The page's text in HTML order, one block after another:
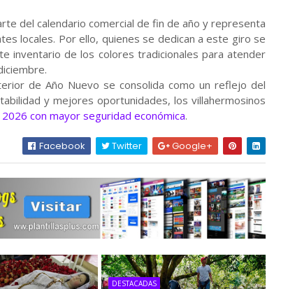
del calendario comercial de fin de año y representa
locales. Por ello, quienes se dedican a este giro se
inventario de los colores tradicionales para atender
de Año Nuevo se consolida como un reflejo del
y mejores oportunidades, los villahermosinos
2026 con mayor seguridad económica.
Facebook Twitter Google+
DESTACADAS